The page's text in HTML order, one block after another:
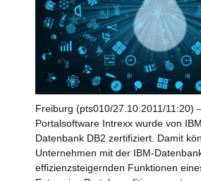
Freiburg (pts010/27.10.2011/11:20)
Portalsoftware Intrexx wurde von
Datenbank DB2 zertifiziert. Damit
Unternehmen mit der IBM-
effizienzsteigernden Funktionen